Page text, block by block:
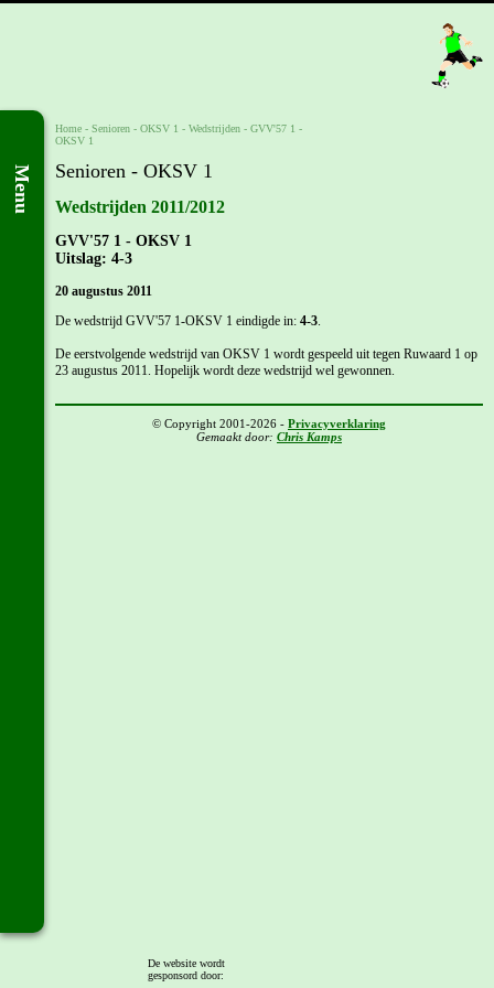
Menu
Home - Senioren - OKSV 1 - Wedstrijden - GVV'57 1 -
OKSV 1
Senioren - OKSV 1
Wedstrijden 2011/2012
GVV'57 1 - OKSV 1
Uitslag: 4-3
20 augustus 2011
De wedstrijd GVV'57 1-OKSV 1 eindigde in: 4-3.
De eerstvolgende wedstrijd van OKSV 1 wordt gespeeld uit tegen Ruwaard 1 op
23 augustus 2011. Hopelijk wordt deze wedstrijd wel gewonnen.
© Copyright 2001-2026 - Privacyverklaring
Gemaakt door: Chris Kamps
De website wordt
gesponsord door: